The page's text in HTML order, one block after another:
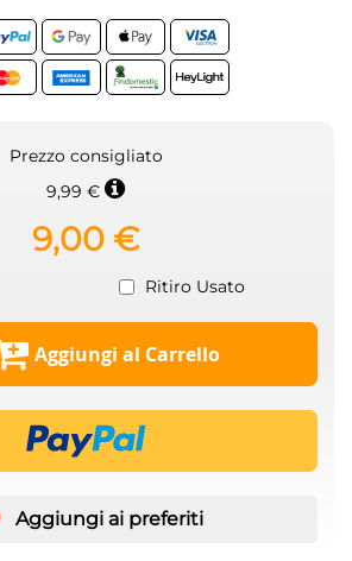
Prezzo consigliato
9,99 €
9,00 €
Ritiro Usato
Aggiungi al Carrello
Aggiungi ai preferiti